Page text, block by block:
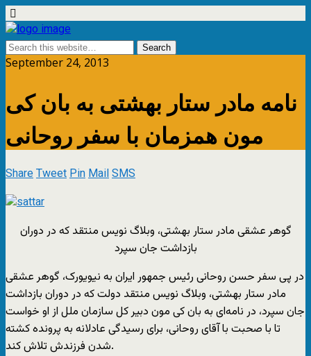
September 24, 2013
نامه مادر ستار بهشتی به بان کی
مون همزمان با سفر روحانی
ShareTweetPinMailSMS
گوهر عشقی مادر ستار بهشتی، وبلاگ نویس منتقد که در دوران
بازداشت جان سپرد
در پی سفر حسن روحانی رئیس جمهور ایران به نیویورک، گوهر عشقی
مادر ستار بهشتی، وبلاگ نویس منتقد دولت که در دوران بازداشت
جان سپرد، در نامه‌ای به بان کی مون دبیر کل سازمان ملل از او خواست
تا با صحبت با آقای روحانی، برای رسیدگی عادلانه به پرونده کشته
شدن فرزندش‌ تلاش کند.